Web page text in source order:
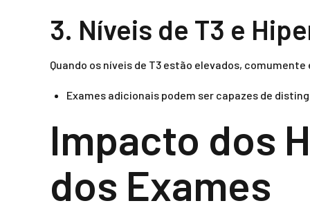
3. Níveis de T3 e
Quando os níveis de T3 estão elevados,
Exames adicionais podem ser capazes de
Impacto dos
dos Exames